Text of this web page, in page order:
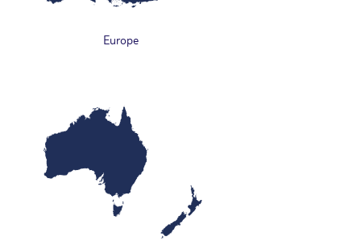
Europe